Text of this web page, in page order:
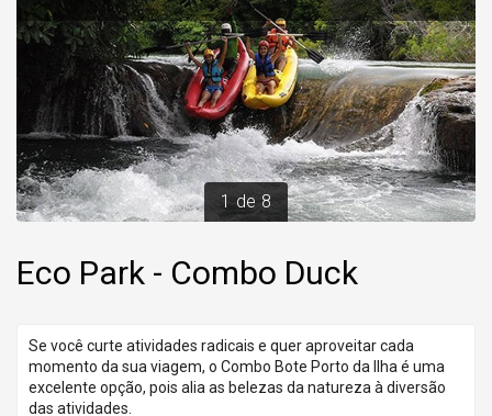
1 de 8
Eco Park - Combo Duck
Se você curte atividades radicais e quer aproveitar cada
momento da sua viagem, o Combo Bote Porto da Ilha é uma
excelente opção, pois alia as belezas da natureza à diversão
das atividades.